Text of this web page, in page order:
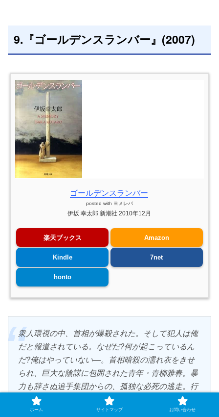
9.『ゴールデンスランバー』(2007)
ゴールデンスランバー
posted with ヨメレバ
伊坂 幸太郎 新潮社 2010年12月
楽天ブックス Amazon
Kindle 7net
honto
衆人環視の中、首相が爆殺された。そして犯人は俺
だと報道されている。なぜだ?何が起こっているん
だ?俺はやっていない―。首相暗殺の濡れ衣をきせ
られ、巨大な陰謀に包囲された青年・青柳雅春。暴
力も辞さぬ追手集団からの、孤独な必死の逃走。行
く手に見え隠れする謎の人物達。運命の鍵を握る古
い記憶の断片とビートルズのメロディ。スリル炸裂
ホーム サイトマップ お問い合わせ